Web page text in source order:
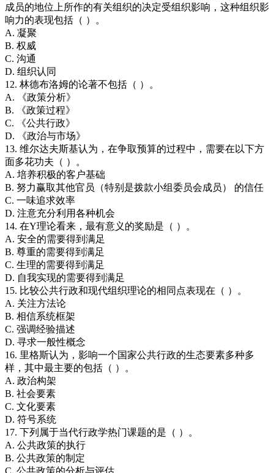
成员的地位上所作的有关组织的决定受组织影响，这种组织影
响力的表现包括（ ）。
A. 凝聚
B. 权威
C. 沟通
D. 组织认同
12. 林德布洛姆的论著不包括（ ）。
A. 《政策分析》
B. 《政策过程》
C. 《公共行政》
D. 《政治与市场》
13. 维尔达夫斯基认为，在争取预算的过程中，需要在以下方
面多花功夫（ ）。
A. 培养积极的客户基础
B. 努力赢取其他官员（特别是拨款小组委员会成员） 的信任
C. 一味追求效率
D. 注意充分利用各种机会
14. 在Y理论看来，最有意义的奖励是（ ）。
A. 安全的需要得到满足
B. 尊重的需要得到满足
C. 生理的需要得到满足
D. 自我实现的需要得到满足
15. 比较公共行政和现代组织理论的相同点表现在（ ）。
A. 关注方法论
B. 相信系统框架
C. 强调经验描述
D. 寻求一般性概念
16. 里格斯认为，影响一个国家公共行政的生态要素多种多
样，其中最主要的包括（ ）。
A. 政治构架
B. 社会要素
C. 文化要素
D. 符号系统
17. 下列属于当代行政学热门课题的是（ ）。
A. 公共政策的执行
B. 公共政策的制定
C. 公共政策的分析与评估